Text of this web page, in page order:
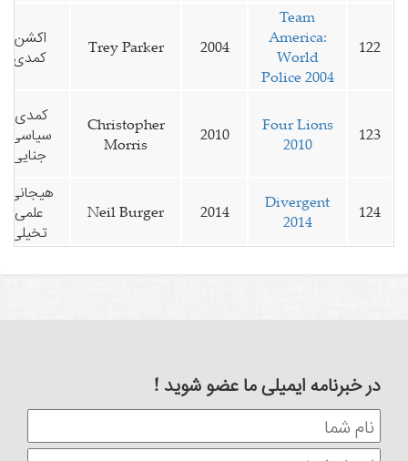
122
Team
America:
World
Police 2004
2004
Trey Parker
اکشن،
کمدی
123
Four Lions
2010
2010
Christopher
Morris
کمدی،
سیاسی،
جنایی
124
Divergent
2014
2014
Neil Burger
هیجانی،
علمی
تخیلی
در خبرنامه ایمیلی ما عضو شوید !